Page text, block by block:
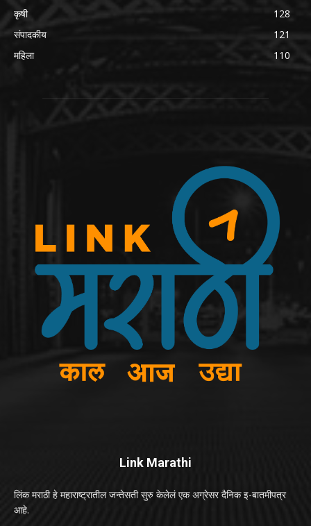
कृषी
128
संपादकीय
121
महिला
110
Link Marathi
लिंक मराठी हे महाराष्ट्रातील जन्तेसती सुरु केलेलं एक अग्रेसर दैनिक इ-बातमीपत्र
आहे.